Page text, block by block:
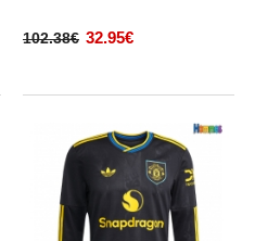
102.38€ 32.95€